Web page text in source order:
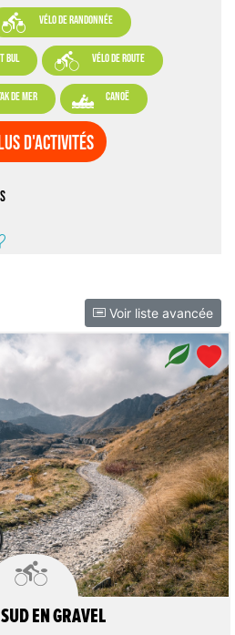
 vélo de randonnée
BUL  vélo de route
de mer  canoë
d'activités
Voir liste avancée

EN GRAVEL